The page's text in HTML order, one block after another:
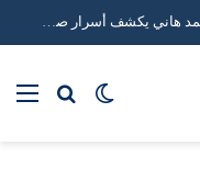
خبير استراتيجيات التواصل الاجتماعي محمد هاني يكشف أسرار صناعة التأثير الرقمي
بحثالوضع